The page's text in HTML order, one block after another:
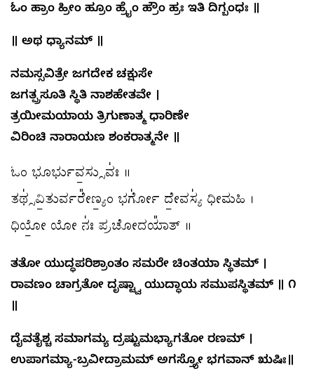
ಓಂ ಹ್ರಾಂ ಹ್ರೀಂ ಹ್ರೂಂ ಹ್ರೈಂ ಹ್ರೌಂ ಹ್ರಃ ಇತಿ ದಿಗ್ಬಂಧಃ ॥
॥ ಅಥ ಧ್ಯಾನಮ್ ॥
ನಮಸ್ಸವಿತ್ರೇ ಜಗದೇಕ ಚಕ್ಷುಸೇ
ಜಗತ್ಪ್ರಸೂತಿ ಸ್ಥಿತಿ ನಾಶಹೇತವೇ ।
ತ್ರಯೀಮಯಾಯ ತ್ರಿಗುಣಾತ್ಮ ಧಾರಿಣೇ
ವಿರಿಂಚಿ ನಾರಾಯಣ ಶಂಕರಾತ್ಮನೇ ॥
ಓಂ ಭೂರ್ಭುವ॒ಸ್ಸುವಃ॑ ॥
ತಥ್ಸ॑ವಿ॒ತುರ್ವರೇ᳚ಣ್ಯಂ॒ ಭರ್ಗೋ॑ ದೇ॒ವಸ್ಯ॑ ಧೀಮಹಿ ।
ಧಿಯೋ॒ ಯೋ ನಃ॑ ಪ್ರಚೋದಯಾ᳚ತ್ ॥
ತತೋ ಯುದ್ಧಪರಿಶ್ರಾಂತಂ ಸಮರೇ ಚಿಂತಯಾ ಸ್ಥಿತಮ್ ।
ರಾವಣಂ ಚಾಗ್ರತೋ ದೃಷ್ಟ್ವಾ ಯುದ್ಧಾಯ ಸಮುಪಸ್ಥಿತಮ್ ॥ ೧
॥
ದೈವತೈಶ್ಚ ಸಮಾಗಮ್ಯ ದ್ರಷ್ಟುಮಭ್ಯಾಗತೋ ರಣಮ್ ।
ಉಪಾಗಮ್ಯಾ-ಬ್ರವೀದ್ರಾಮಮ್ ಅಗಸ್ತ್ಯೋ ಭಗವಾನ್ ಋಷಿಃ॥